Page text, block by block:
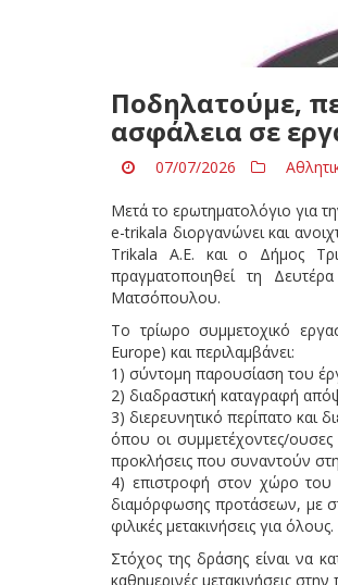
Ποδηλατούμε,
ασφάλεια σε
07/07/2026
Μετά το ερωτηματολόγιο για
e-trikala διοργανώνει και
Trikala Α.Ε. και ο Δήμος
πραγματοποιηθεί τη
Ματσόπουλου.
Το τρίωρο συμμετοχικό
Europe) και περιλαμβάνει:
1) σύντομη παρουσίαση του
2) διαδραστική καταγραφή
3) διερευνητικό περίπατο και
όπου οι συμμετέχοντες/
προκλήσεις που συναντούν
4) επιστροφή στον χώρο
διαμόρφωσης προτάσεων, με
φιλικές μετακινήσεις για όλους.
Στόχος της δράσης είναι να
καθημερινές μετακινήσεις στην